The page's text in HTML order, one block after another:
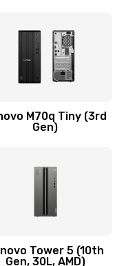
влаги
M70q Tiny (3rd
Gen)
Tower 5 (10th
Gen, 30L, AMD)